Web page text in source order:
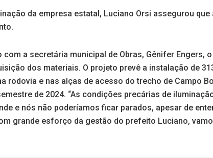
da empresa estatal, Luciano Orsi assegurou
com a secretária municipal de Obras, Gênifer Engers,
dos materiais. O projeto prevê a instalação de
rodovia e nas alças de acesso do trecho de Campo
de 2024. “As condições precárias de
e nós não poderíamos ficar parados, apesar de
grande esforço da gestão do prefeito Luciano,